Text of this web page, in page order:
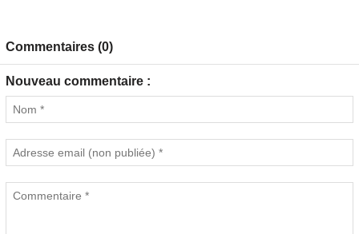
Commentaires (0)
Nouveau commentaire :